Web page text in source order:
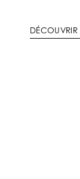
DÉCOUVRIR